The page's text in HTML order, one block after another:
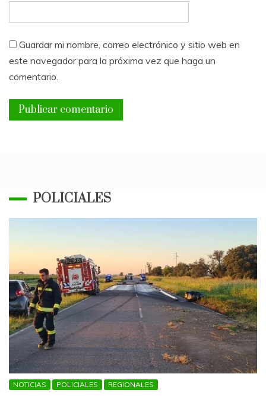
Guardar mi nombre, correo electrónico y sitio web en
este navegador para la próxima vez que haga un
comentario.
POLICIALES
NOTICIAS POLICIALES REGIONALES